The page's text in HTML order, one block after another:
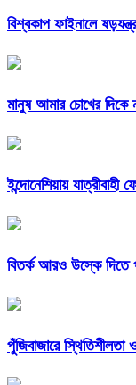
বিশ্বকাপ ফাইনালে
মানুষ আমার চোখের দিকে
ইন্দোনেশিয়ায়
বিতর্ক আরও উস্কে দিতে
পুঁজিবাজারে